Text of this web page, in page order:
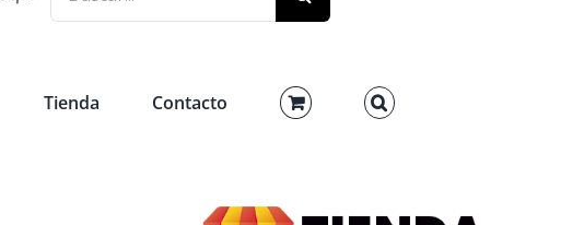
Tienda Contacto